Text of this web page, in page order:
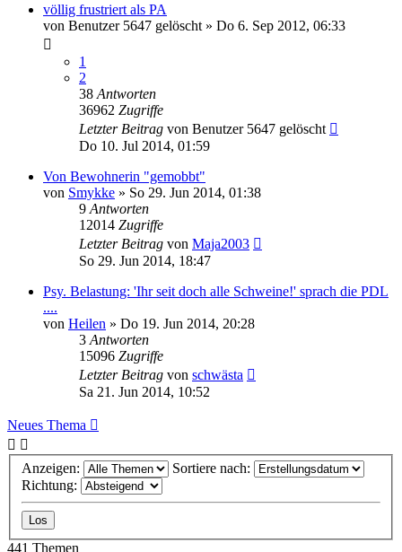
völlig frustriert als PA
von Benutzer 5647 gelöscht » Do 6. Sep 2012, 06:33
1
2
38 Antworten
36962 Zugriffe
Letzter Beitrag von Benutzer 5647 gelöscht
Do 10. Jul 2014, 01:59
Von Bewohnerin "gemobbt"
von Smykke » So 29. Jun 2014, 01:38
9 Antworten
12014 Zugriffe
Letzter Beitrag von Maja2003
So 29. Jun 2014, 18:47
Psy. Belastung: 'Ihr seit doch alle Schweine!' sprach die PDL
....
von Heilen » Do 19. Jun 2014, 20:28
3 Antworten
15096 Zugriffe
Letzter Beitrag von schwästa
Sa 21. Jun 2014, 10:52
Neues Thema
Anzeigen:
Sortiere nach:
Richtung:
441 Themen